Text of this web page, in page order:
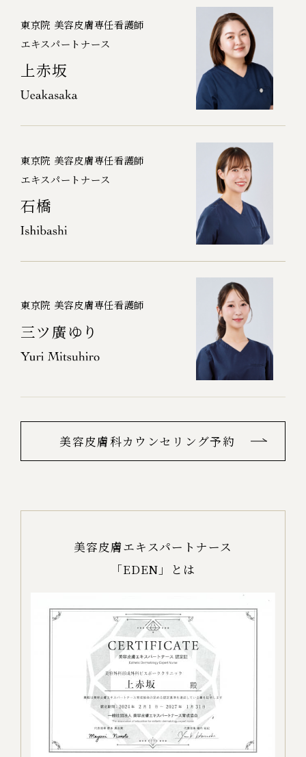
東京院 美容皮膚専任看護師
エキスパートナース
上赤坂
東京院 美容皮膚専任看護師
エキスパートナース
石橋
東京院 美容皮膚専任看護師
三ツ廣ゆり
美容皮膚科カウンセリング予約
美容皮膚エキスパートナース
「EDEN」とは